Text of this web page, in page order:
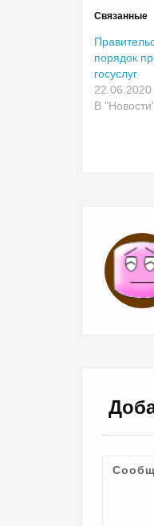
Связанные
порядок
госуслуг
22.06.2020
В